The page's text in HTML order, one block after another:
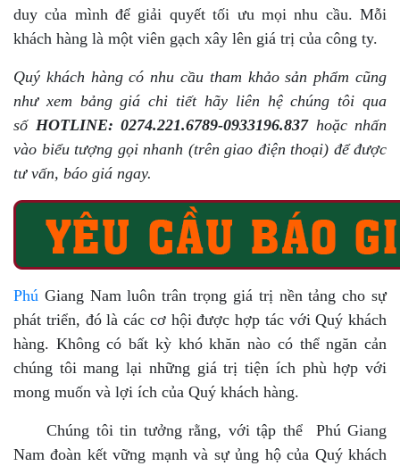
duy của mình để giải quyết tối ưu mọi nhu cầu. Mỗi
khách hàng là một viên gạch xây lên giá trị của công ty.
Quý khách hàng có nhu cầu tham khảo sản phẩm cũng
như xem bảng giá chi tiết hãy liên hệ chúng tôi qua
số HOTLINE: 0274.221.6789-0933196.837 hoặc nhấn
vào biểu tượng gọi nhanh (trên giao điện thoại) để được
tư vấn, báo giá ngay.
Phú Giang Nam luôn trân trọng giá trị nền tảng cho sự
phát triển, đó là các cơ hội được hợp tác với Quý khách
hàng. Không có bất kỳ khó khăn nào có thể ngăn cản
chúng tôi mang lại những giá trị tiện ích phù hợp với
mong muốn và lợi ích của Quý khách hàng.
Chúng tôi tin tưởng rằng, với tập thể Phú Giang
Nam đoàn kết vững mạnh và sự ủng hộ của Quý khách